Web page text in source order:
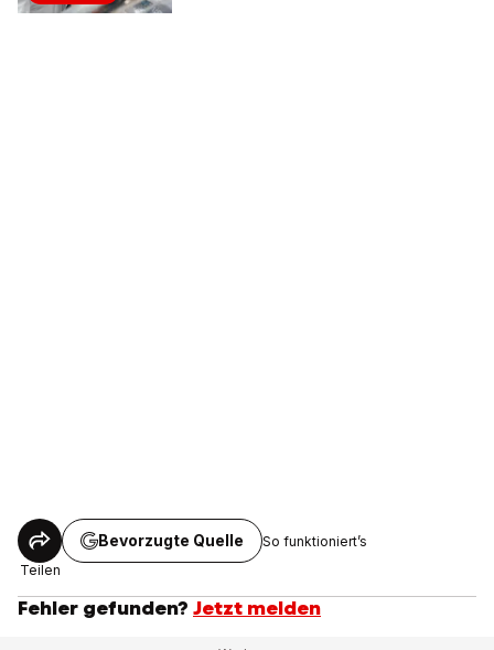
Teilen
Bevorzugte Quelle So funktioniert’s
Fehler gefunden? Jetzt melden